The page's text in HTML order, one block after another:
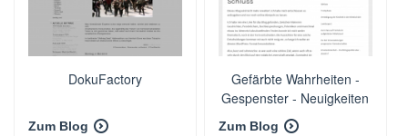
DokuFactory
Zum Blog
Gefärbte Wahrheiten -
Gespenster - Neuigkeiten
Zum Blog